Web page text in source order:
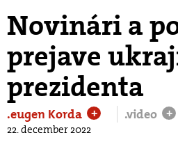
Novinári a
prejave
prezidenta
.eugen Korda + .video +
22. december 2022